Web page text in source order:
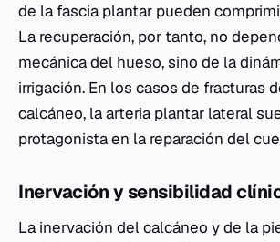
de la fascia plantar pueden
La recuperación, por tanto, no
mecánica del hueso, sino de la
irrigación. En los casos de fracturas
calcáneo, la arteria plantar lateral
protagonista en la reparación del
Inervación y sensibilidad
La inervación del calcáneo y de la